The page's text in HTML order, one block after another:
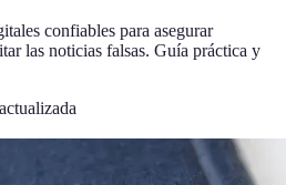
confiables para asegurar
las noticias falsas. Guía práctica y